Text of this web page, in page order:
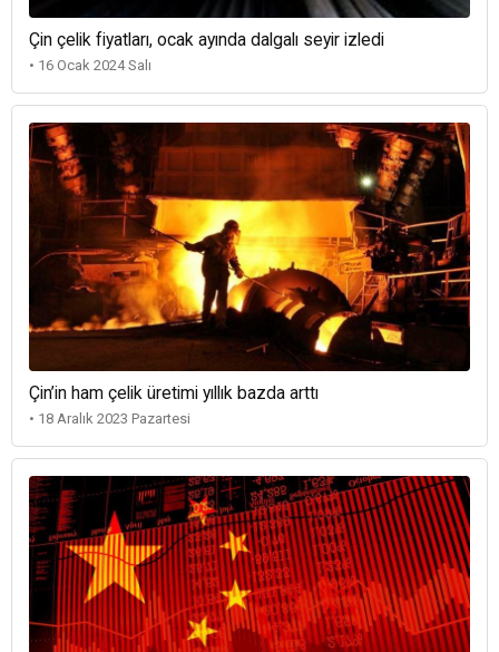
Çin çelik fiyatları, ocak ayında dalgalı seyir izledi
• 16 Ocak 2024 Salı
Çin’in ham çelik üretimi yıllık bazda arttı
• 18 Aralık 2023 Pazartesi